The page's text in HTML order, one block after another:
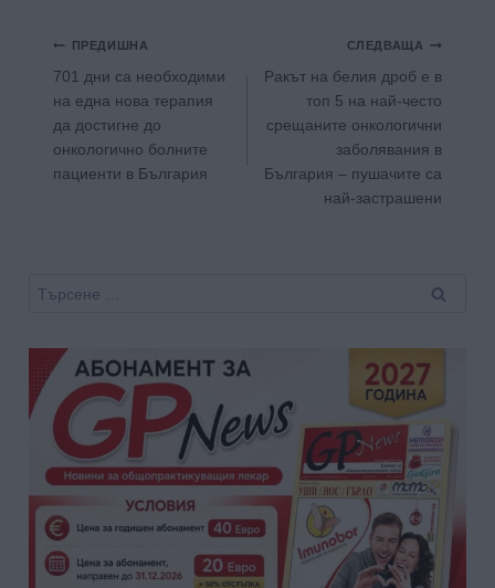
Навигация
ПРЕДИШНА
701 дни са необходими
на една нова терапия
да достигне до
онкологично болните
пациенти в България
СЛЕДВАЩА
Ракът на белия дроб е в
топ 5 на най-често
срещаните онкологични
заболявания в
България – пушачите са
най-застрашени
Търсене